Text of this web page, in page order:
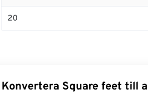
20
Konvertera Square feet till